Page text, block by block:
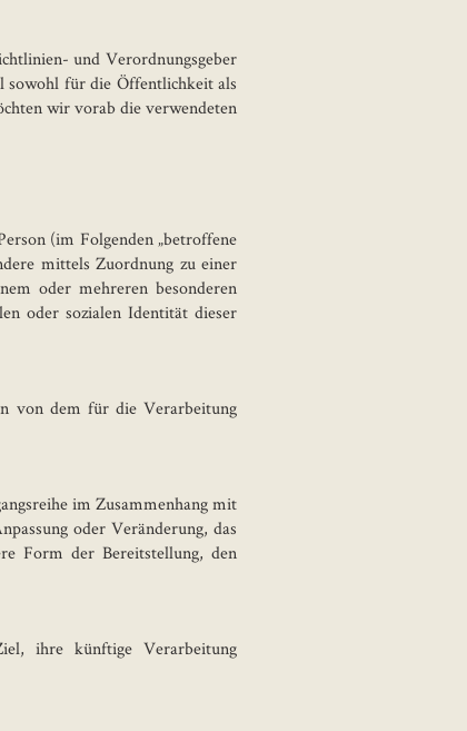
und Verordnungsgeber
sowohl für die Öffentlichkeit als
wir vorab die verwendeten
(im Folgenden „betroffene
mittels Zuordnung zu einer
oder mehreren besonderen
oder sozialen Identität dieser
von dem für die Verarbeitung
im Zusammenhang mit
oder Veränderung, das
Form der Bereitstellung, den
ihre künftige Verarbeitung